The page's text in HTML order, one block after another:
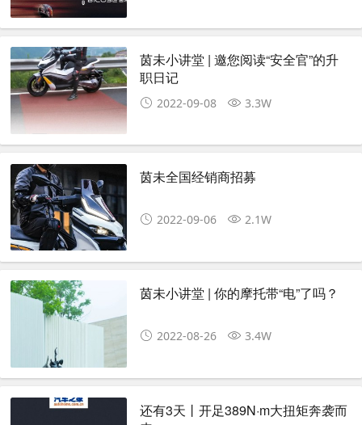
茵未小讲堂 | 邀您阅读“安全官”的升
职日记
2022-09-08 3.3W
茵未全国经销商招募
2022-09-06 2.1W
茵未小讲堂 | 你的摩托带“电”了吗？
2022-08-26 3.4W
还有3天丨开足389N·m大扭矩奔袭而